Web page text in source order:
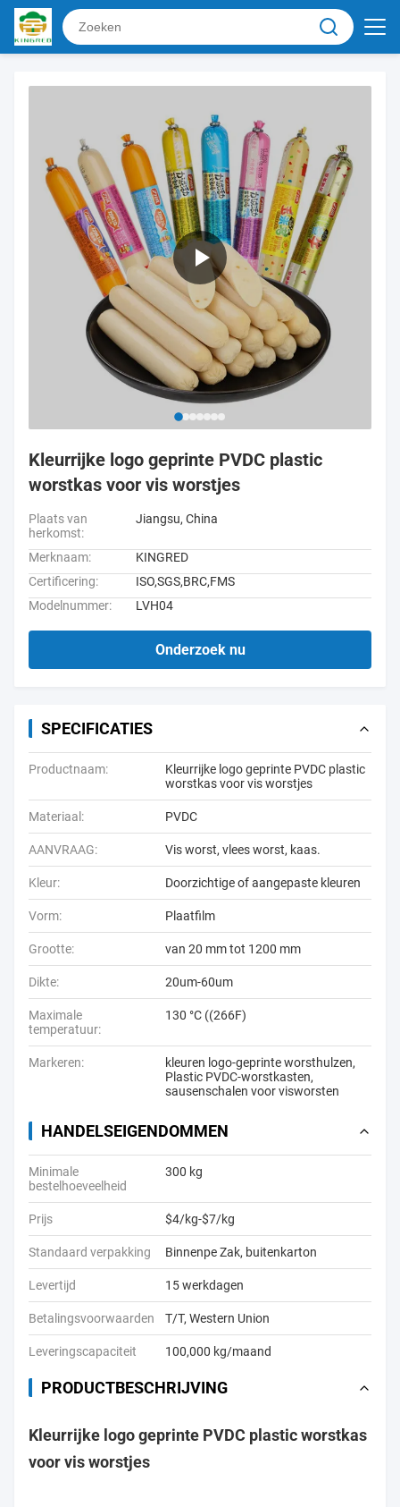
Kleurrijke logo geprinte PVDC plastic
worstkas voor vis worstjes
Plaats van
herkomst:
Jiangsu, China
Merknaam:
KINGRED
Certificering:
ISO,SGS,BRC,FMS
Modelnummer:
LVH04
Onderzoek nu
SPECIFICATIES
Productnaam:
Kleurrijke logo geprinte PVDC plastic
worstkas voor vis worstjes
Materiaal: PVDC
AANVRAAG: Vis worst, vlees worst, kaas.
Kleur: Doorzichtige of aangepaste kleuren
Vorm: Plaatfilm
Grootte: van 20 mm tot 1200 mm
Dikte: 20um-60um
Maximale
temperatuur:
130 °C ((266F)
Markeren: kleuren logo-geprinte worsthulzen,
Plastic PVDC-worstkasten,
sausenschalen voor visworsten
HANDELSEIGENDOMMEN
Minimale
bestelhoeveelheid
300 kg
Prijs $4/kg-$7/kg
Standaard verpakking Binnenpe Zak, buitenkarton
Levertijd 15 werkdagen
Betalingsvoorwaarden T/T, Western Union
Leveringscapaciteit 100,000 kg/maand
PRODUCTBESCHRIJVING
Kleurrijke logo geprinte PVDC plastic worstkas
voor vis worstjes